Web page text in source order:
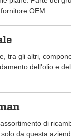
OEM.
tra gli altri,
dell'olio e
di
da questa